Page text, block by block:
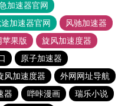
加速器官网
加速器官网
风驰加速器
果版
旋风加速度器
原子加速器
风加速度器
外网网址导航
器 哔咔漫画
瑞乐小说